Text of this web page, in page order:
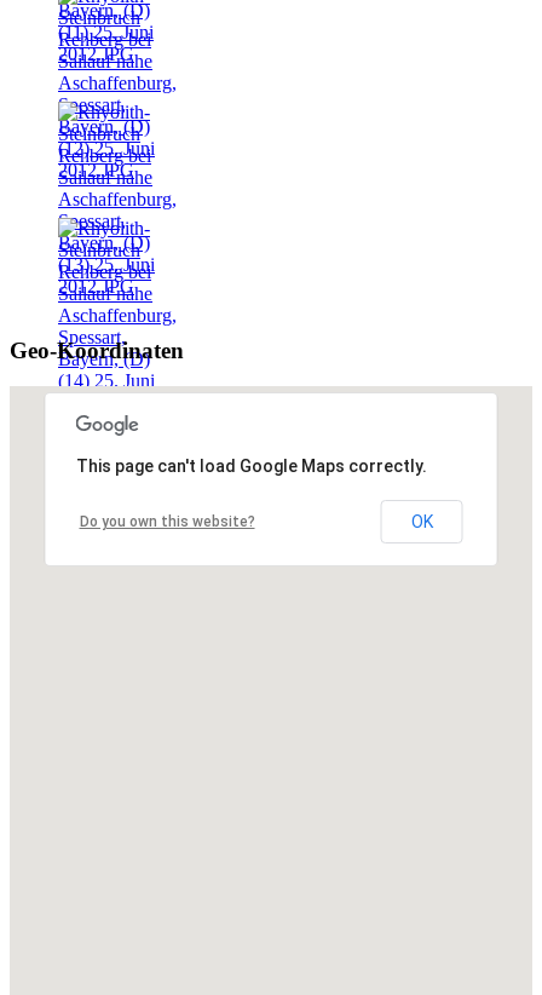
Geo-Koordinaten
This page can't load Google Maps correctly.
Do you own this website? OK